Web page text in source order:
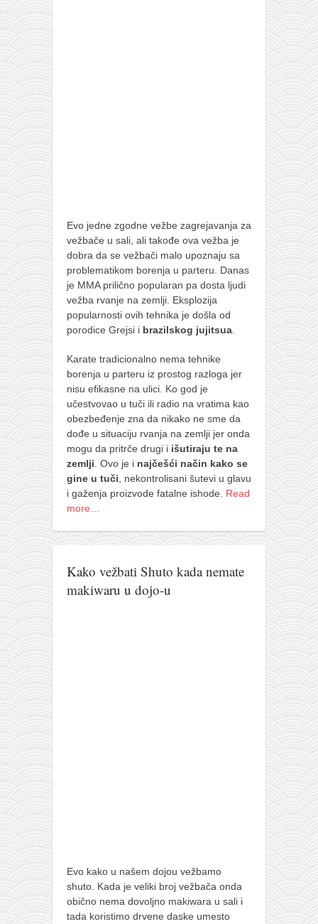
Evo jedne zgodne vežbe zagrejavanja za
vežbače u sali, ali takođe ova vežba je
dobra da se vežbači malo upoznaju sa
problematikom borenja u parteru. Danas
je MMA prilično popularan pa dosta ljudi
vežba rvanje na zemlji. Eksplozija
popularnosti ovih tehnika je došla od
porodice Grejsi i brazilskog jujitsua
Karate tradicionalno nema tehnike
borenja u parteru iz prostog razloga jer
nisu efikasne na ulici. Ko god je
učestvovao u tuči ili radio na vratima kao
obezbeđenje zna da nikako ne sme da
dođe u situaciju rvanja na zemlji jer onda
mogu da pritrče drugi i išutiraju te na
zemlji . Ovo je i najčešći način kako se
gine u tuči , nekontrolisani šutevi u glavu
i gaženja proizvode fatalne ishode. Read
more…
Kako vežbati Shuto kada nemate
makiwaru u dojo-u
Evo kako u našem dojou vežbamo
shuto. Kada je veliki broj vežbača onda
obično nema dovoljno makiwara u sali i
tada koristimo drvene daske umesto